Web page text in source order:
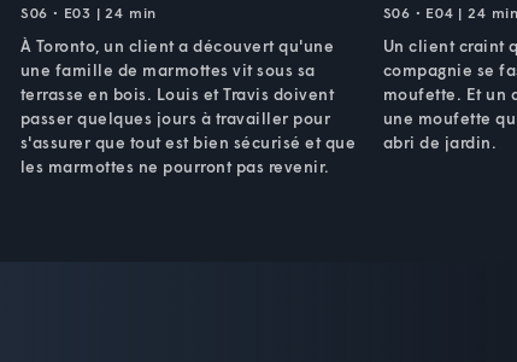
S06 • E03 | 24 min
À Toronto, un client a découvert qu'une
une famille de marmottes vit sous sa
terrasse en bois. Louis et Travis doivent
passer quelques jours à travailler pour
s'assurer que tout est bien sécurisé et que
les marmottes ne pourront pas revenir.
S06 • E04 | 24
Un client craint
compagnie se
moufette. Et un
une moufette
abri de jardin.